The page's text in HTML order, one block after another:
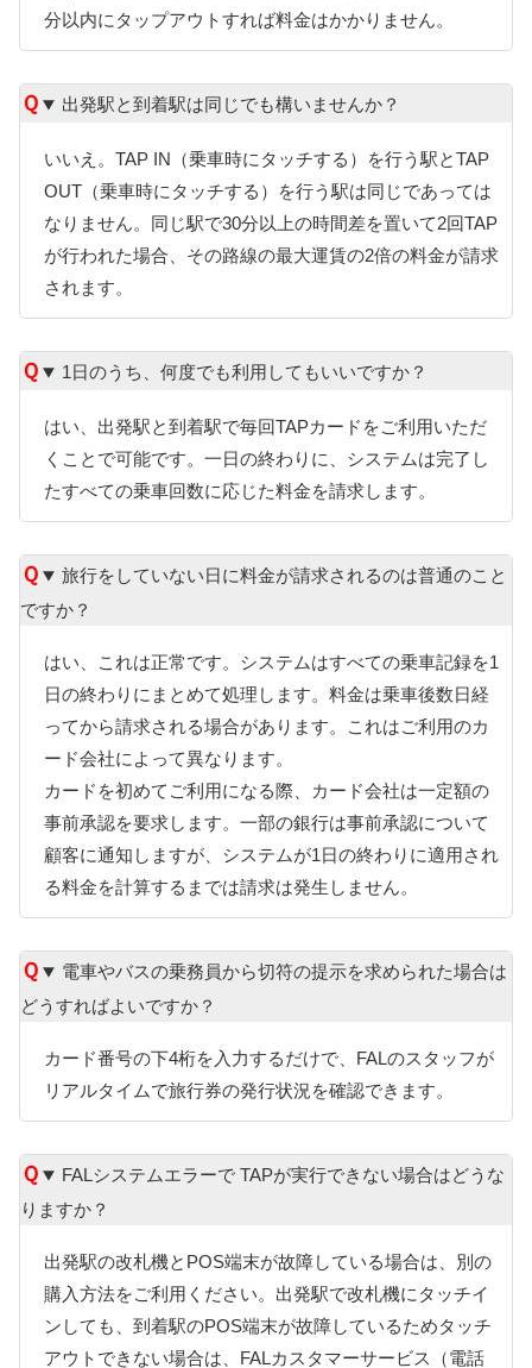
分以内にタップアウトすれば料金はかかりません。
出発駅と到着駅は同じでも構いませんか？
いいえ。TAP IN（乗車時にタッチする）を行う駅とTAP
OUT（乗車時にタッチする）を行う駅は同じであっては
なりません。同じ駅で30分以上の時間差を置いて2回TAP
が行われた場合、その路線の最大運賃の2倍の料金が請求
されます。
1日のうち、何度でも利用してもいいですか？
はい、出発駅と到着駅で毎回TAPカードをご利用いただ
くことで可能です。一日の終わりに、システムは完了し
たすべての乗車回数に応じた料金を請求します。
旅行をしていない日に料金が請求されるのは普通のこと
ですか？
はい、これは正常です。システムはすべての乗車記録を1
日の終わりにまとめて処理します。料金は乗車後数日経
ってから請求される場合があります。これはご利用のカ
ード会社によって異なります。
カードを初めてご利用になる際、カード会社は一定額の
事前承認を要求します。一部の銀行は事前承認について
顧客に通知しますが、システムが1日の終わりに適用され
る料金を計算するまでは請求は発生しません。
電車やバスの乗務員から切符の提示を求められた場合は
どうすればよいですか？
カード番号の下4桁を入力するだけで、FALのスタッフが
リアルタイムで旅行券の発行状況を確認できます。
FALシステムエラーで TAPが実行できない場合はどうな
りますか？
出発駅の改札機とPOS端末が故障している場合は、別の
購入方法をご利用ください。出発駅で改札機にタッチイ
ンしても、到着駅のPOS端末が故障しているためタッチ
アウトできない場合は、FALカスタマーサービス（電話